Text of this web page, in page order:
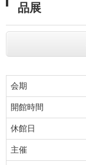
品展
会期
開館時間
休館日
主催